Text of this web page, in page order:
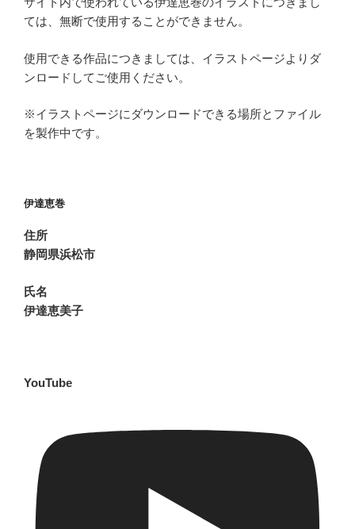
ては、無断で使用することができません。
使用できる作品につきましては、イラストページよりダ
ンロードしてご使用ください。
※イラストページにダウンロードできる場所とファイル
を製作中です。
伊達恵巻
住所
静岡県浜松市
氏名
伊達恵美子
YouTube